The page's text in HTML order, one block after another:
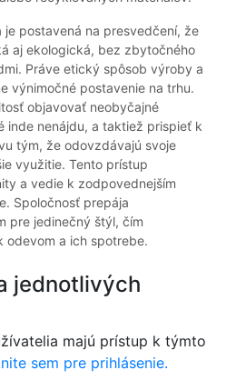
je postavená na presvedčení, že
aj ekologická, bez zbytočného
Práve etický spôsob výroby a
výnimočné postavenie na trhu.
objavovať neobyčajné
inde nenájdu, a taktiež prispieť k
tým, že odovzdávajú svoje
využitie. Tento prístup
a vedie k zodpovednejším
Spoločnosť prepája
pre jedinečný štýl, čím
odevom a ich spotrebe.
jednotlivých
majú prístup k týmto
sem pre prihlásenie.